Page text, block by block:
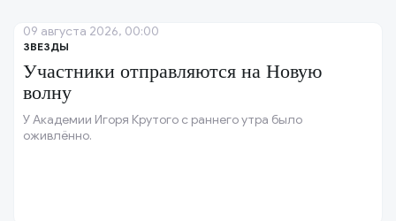
ЗВЕЗДЫ
Участники отправляются на Новую
волну
У Академии Игоря Крутого с раннего утра было
оживлённо.
09 августа 2026, 00:00